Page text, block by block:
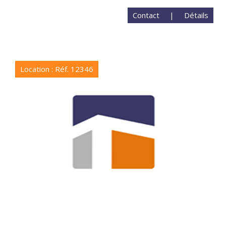
Détails
|
Contact
Location : Réf. 12346